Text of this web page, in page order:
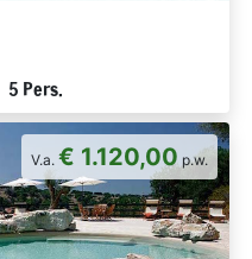
5 Pers.
V.a. € 1.120,00 p.w.